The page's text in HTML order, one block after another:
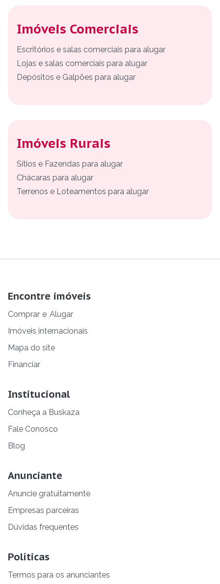
Imóveis Comerciais
Escritórios e salas comerciais para alugar
Lojas e salas comerciais para alugar
Depósitos e Galpões para alugar
Imóveis Rurais
Sítios e Fazendas para alugar
Chácaras para alugar
Terrenos e Loteamentos para alugar
Encontre imóveis
Comprar e Alugar
Imóveis internacionais
Mapa do site
Financiar
Institucional
Conheça a Buskaza
Fale Conosco
Blog
Anunciante
Anuncie gratuitamente
Empresas parceiras
Dúvidas frequentes
Políticas
Termos para os anunciantes